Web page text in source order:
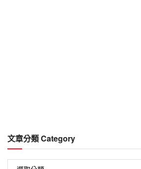
文章分類 Category